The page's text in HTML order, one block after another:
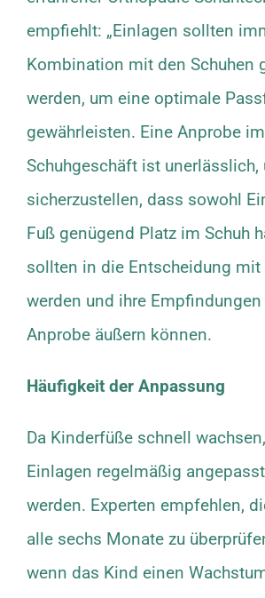
empfiehlt: „Einlagen sollten
Kombination mit den Schuhen
werden, um eine optimale
gewährleisten. Eine Anprobe im
Schuhgeschäft ist unerlässlich,
sicherzustellen, dass sowohl
Fuß genügend Platz im Schuh
sollten in die Entscheidung mit
werden und ihre
Anprobe äußern können.
Häufigkeit der Anpassung
Da Kinderfüße schnell
Einlagen regelmäßig
werden. Experten empfehlen,
alle sechs Monate zu
wenn das Kind einen